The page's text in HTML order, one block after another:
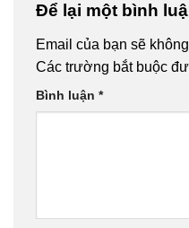
Để lại một bình
Email của bạn sẽ
Các trường bắt buộc
Bình luận *